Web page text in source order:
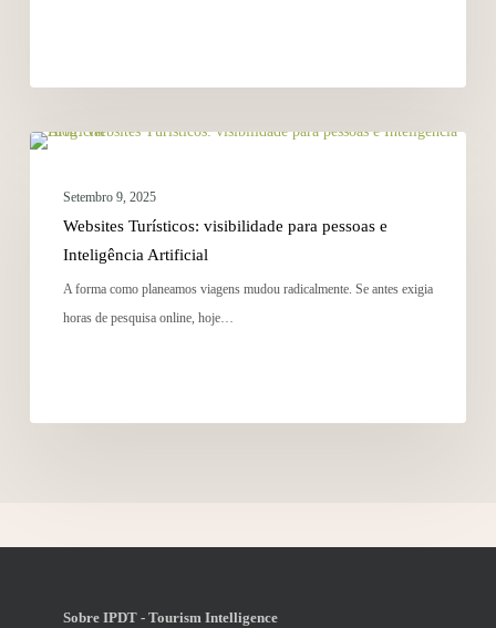
Setembro 9, 2025
Websites Turísticos: visibilidade para pessoas e
Inteligência Artificial
A forma como planeamos viagens mudou radicalmente. Se antes exigia
horas de pesquisa online, hoje…
Sobre IPDT - Tourism Intelligence